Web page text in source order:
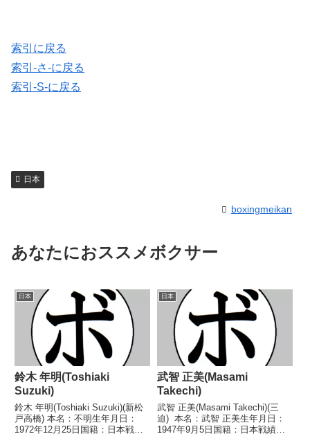
索引に戻る
索引-さ-に戻る
索引-S-に戻る
日本
boxingmeikan
あなたにおススメボクサー
日本
鈴木 年明(Toshiaki
Suzuki)
鈴木 年明(Toshiaki Suzuki)(新松
戸高橋) 本名：不明生年月日：
1972年12月25日国籍：日本戦
日本
武智 正美(Masami
Takechi)
武智 正美(Masami Takechi)(三
迫) 本名：武智 正美生年月日：
1947年9月5日国籍：日本戦績：